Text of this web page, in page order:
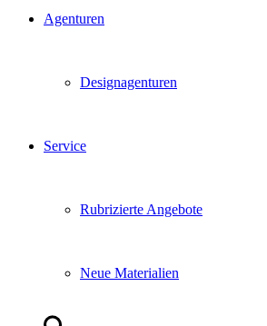
Agenturen
Designagenturen
Service
Rubrizierte Angebote
Neue Materialien